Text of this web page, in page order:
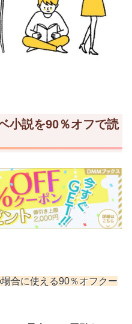
小説を90％オフで読
合に使える90％オフクー